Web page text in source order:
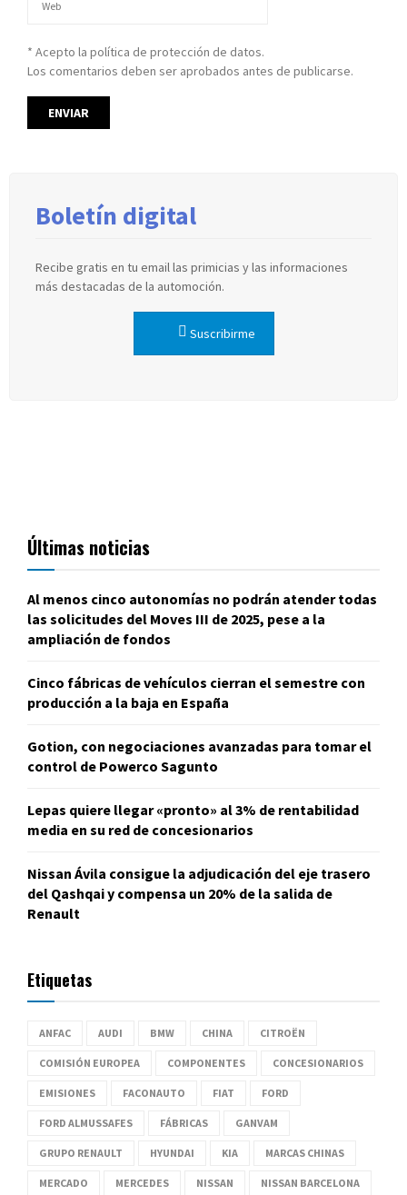
* Acepto la política de protección de datos.
Los comentarios deben ser aprobados antes de publicarse.
Boletín digital
Recibe gratis en tu email las primicias y las informaciones
más destacadas de la automoción.
Suscribirme
Últimas noticias
Al menos cinco autonomías no podrán atender todas
las solicitudes del Moves III de 2025, pese a la
ampliación de fondos
Cinco fábricas de vehículos cierran el semestre con
producción a la baja en España
Gotion, con negociaciones avanzadas para tomar el
control de Powerco Sagunto
Lepas quiere llegar «pronto» al 3% de rentabilidad
media en su red de concesionarios
Nissan Ávila consigue la adjudicación del eje trasero
del Qashqai y compensa un 20% de la salida de
Renault
Etiquetas
ANFAC AUDI BMW CHINA CITROËN
COMISIÓN EUROPEA COMPONENTES CONCESIONARIOS
EMISIONES FACONAUTO FIAT FORD
FORD ALMUSSAFES FÁBRICAS GANVAM
GRUPO RENAULT HYUNDAI KIA MARCAS CHINAS
MERCADO MERCEDES NISSAN NISSAN BARCELONA